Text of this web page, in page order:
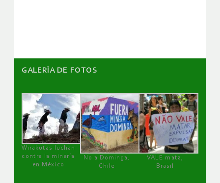
GALERÌA DE FOTOS
Wirakutas luchan
contra la minería
en México
No a Dominga,
Chile
VALE mata,
Brasil